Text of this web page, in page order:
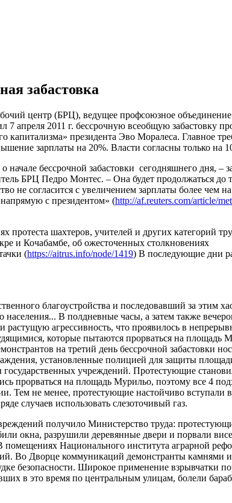
забастовка
центр (БРЦ), ведущее профсоюзное объединение
7 апреля 2011 г. бессрочную всеобщую забастовку
капитализма» президента Эво Моралеса. Главное
зарплаты на 20%. Власти согласны только на
начале бессрочной забастовки сегодняшнего дня, –
БРЦ Педро Монтес. – Она будет продолжаться до
не согласится с увеличением зарплаты более чем
с президентом» (http://af.reuters.com/article/
шахтеров, учителей и других категорий
и Кочабамбе, об ожесточенных столкновениях
(https://aitrus.info/node/1419) В последующие дни
благоустройства и последовавший за этим
населения... В полдневные часы, а затем также
агрессивность, что проявилось в
которые пытаются прорваться на площадь
на третий день бессрочной забастовки
установленные полицией для защиты
учреждений. Протестующие
прорваться на площадь Мурильо, поэтому все 4
Тем не менее, протестующие настойчиво вступали в
случаев использовать слезоточивый газ.
получило Министерство труда:
окна, разрушили деревянные двери и порвали
помещениях Национального института аграрной
Во Дворце коммуникаций демонстранты камнями и
безопасности. Широкое применение взрывчатки
в это время по центральным улицам, болели